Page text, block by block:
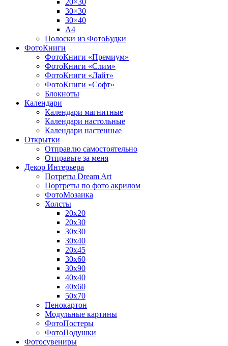
30×30
30×40
A4
Полоски из ФотоБудки
ФотоКниги
ФотоКниги «Премиум»
ФотоКниги «Слим»
ФотоКниги «Лайт»
ФотоКниги «Софт»
Блокноты
Календари
Календари магнитные
Календари настольные
Календари настенные
Открытки
Отправлю самостоятельно
Отправьте за меня
Декор Интерьера
Потреты Dream Art
Портреты по фото акрилом
ФотоМозаика
Холсты
20х20
20х30
30х30
30х40
20х45
30х60
30х90
40х40
40х60
50х70
Пенокартон
Модульные картины
ФотоПостеры
ФотоПодушки
Фотоcувениры